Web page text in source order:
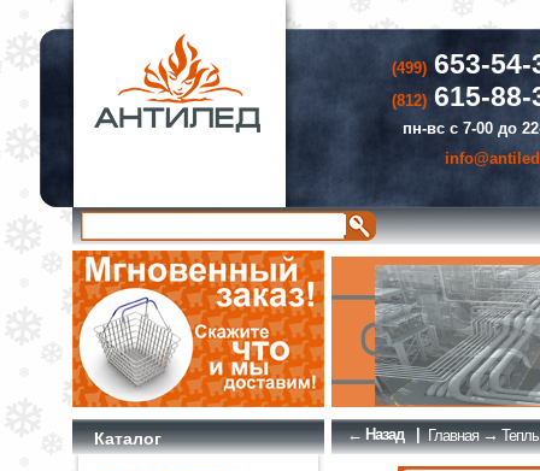
(499)653-54-
(812)615-88-
пн-вс с 7-00 до
Каталог ← Назад | Главная→